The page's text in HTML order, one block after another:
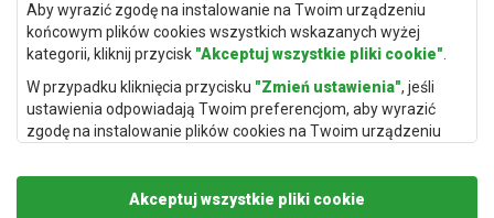
Aby wyrazić zgodę na instalowanie na Twoim urządzeniu
końcowym plików cookies wszystkich wskazanych wyżej
kategorii, kliknij przycisk "Akceptuj wszystkie pliki cookie"
W przypadku kliknięcia przycisku "Zmień ustawienia", jeśli
ustawienia odpowiadają Twoim preferencjom, aby wyrazić
zgodę na instalowanie plików cookies na Twoim urządzeniu
"Zapisz i zaakceptuj".
Podstawą przetwarzania danych osobowych, w zakresie w
Akceptuj wszystkie pliki cookie
Dywany Katowice
Dywany Rzeszów
Dywany Częstochowa